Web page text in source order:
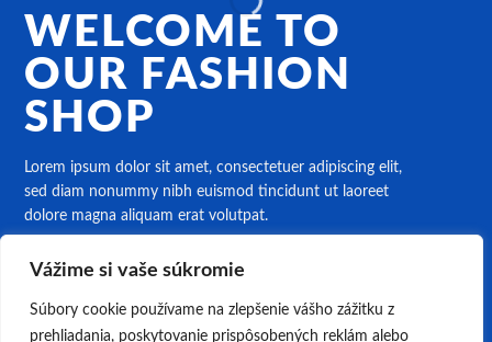
Vážime si vaše súkromie
Súbory cookie používame na zlepšenie vášho zážitku z
prehliadania, poskytovanie prispôsobených reklám alebo
WELCOME TO
OUR FASHION
SHOP
Lorem ipsum dolor sit amet, consectetuer adipiscing elit,
sed diam nonummy nibh euismod tincidunt ut laoreet
dolore magna aliquam erat volutpat.
CLICK ME!